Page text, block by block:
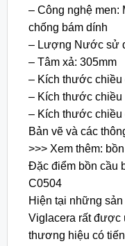
– Công nghệ men:
chống bám dính
– Lượng Nước sử
– Tâm xả: 305mm
– Kích thước chiều
– Kích thước chiều
– Kích thước chiều
Bản vẽ và các
>>> Xem thêm:
Đặc điểm bồn cầu
C0504
Hiện tại những
Viglacera rất được
thương hiệu có